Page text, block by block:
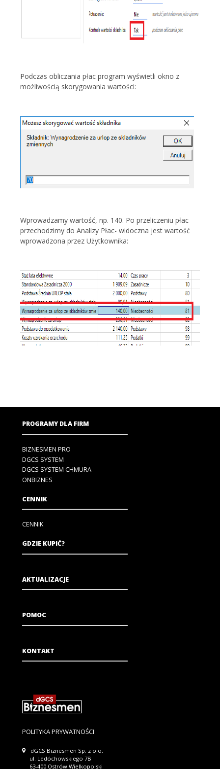
Podczas obliczania płac program wyświetli okno z
możliwością skorygowania wartości:
Wprowadzamy wartość, np. 140. Po przeliczeniu płac
przechodzimy do Analizy Płac- widoczna jest wartość
wprowadzona przez Użytkownika:
PROGRAMY DLA FIRM
BIZNESMEN PRO
DGCS SYSTEM
DGCS SYSTEM CHMURA
ONBIZNES
CENNIK
CENNIK
GDZIE KUPIĆ?
AKTUALIZACJE
POMOC
KONTAKT
POLITYKA PRYWATNOŚCI
dGCS Biznesmen Sp. z o.o.
ul. Ledóchowskiego 7B
63-400 Ostrów Wielkopolski